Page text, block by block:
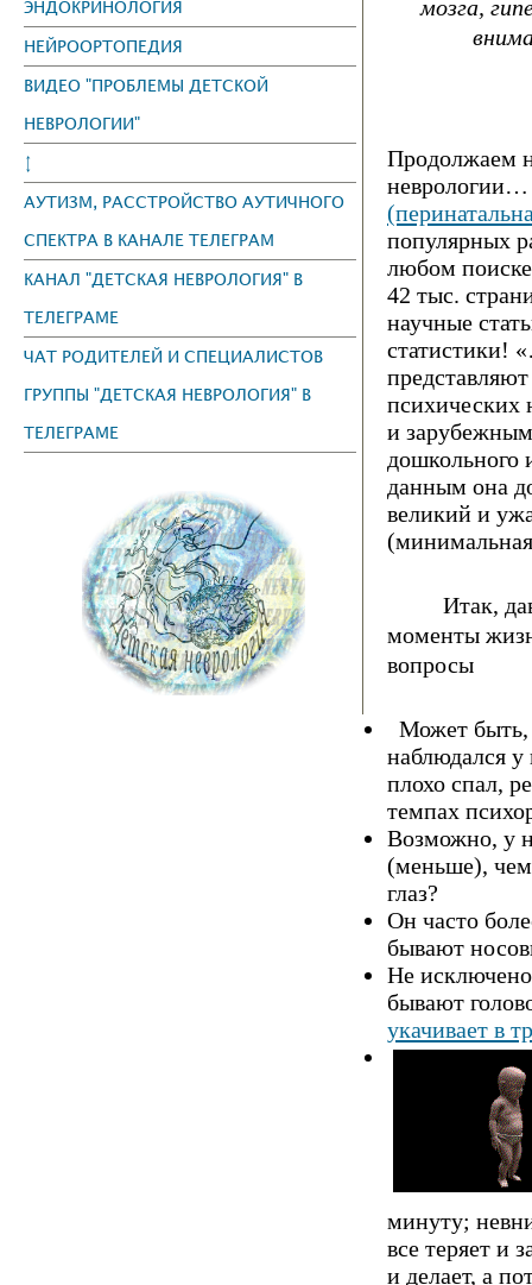
ЭНДОКРИНОЛОГИЯ
НЕЙРООРТОПЕДИЯ
ВИДЕО "ПРОБЛЕМЫ ДЕТСКОЙ
НЕВРОЛОГИИ"
↕
АУТИЗМ, РАССТРОЙСТВО АУТИЧНОГО
СПЕКТРА В КАНАЛЕ ТЕЛЕГРАМ
КАНАЛ "ДЕТСКАЯ НЕВРОЛОГИЯ" В
ТЕЛЕГРАМЕ
ЧАТ РОДИТЕЛЕЙ И СПЕЦИАЛИСТОВ
ГРУППЫ "ДЕТСКАЯ НЕВРОЛОГИЯ" В
ТЕЛЕГРАМЕ
мозга,
Пpoдолжаем
невpoлогии…
популярных
любом
42 тыс.
научные
психических
и
дошкольного
данным она
великий и
Итак,
моменты
вопросы
Может быть,
наблюдался у
плохо спал,
темпах
Возможно, у
(меньше), чем
глаз?
Он чacто
бывают
Не
бывают
укачивает в
минуту;
все теряет и
и делает, а